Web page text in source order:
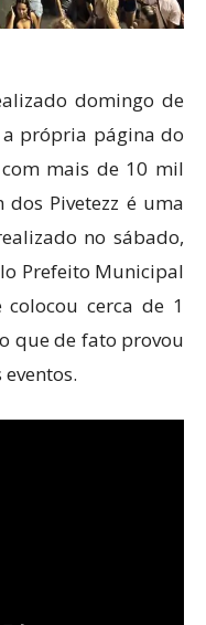
domingo de
a própria página do
mais de 10 mil
dos Pivetezz é uma
no sábado,
Prefeito Municipal
cerca de 1
que de fato provou